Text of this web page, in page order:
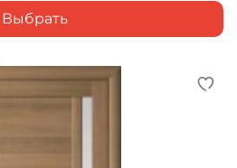
Выбрать